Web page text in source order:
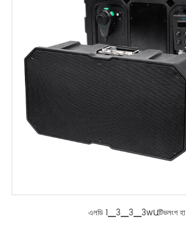
এলডি 1▁3▁3▁3wԱটিভলংগ হা